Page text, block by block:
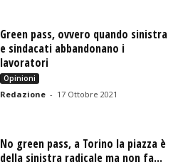
Green pass, ovvero quando sinistra
e sindacati abbandonano i
lavoratori
Opinioni
Redazione - 17 Ottobre 2021
No green pass, a Torino la piazza è
della sinistra radicale ma non fa...